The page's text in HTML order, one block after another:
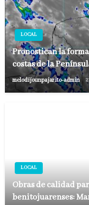
LOCAL
Pronostican la
costas de la
melodijounpajarito-admin
LOCAL
Obras de calidad
benitojuarenses: